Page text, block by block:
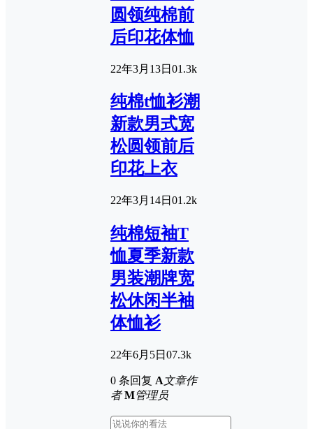
圆领纯棉前
后印花体恤
22年3月13日 01.3k
纯棉t恤衫潮
新款男式宽
松圆领前后
印花上衣
22年3月14日 01.2k
纯棉短袖T
恤夏季新款
男装潮牌宽
松休闲半袖
体恤衫
22年6月5日 07.3k
0 条回复 A文章作
者 M管理员